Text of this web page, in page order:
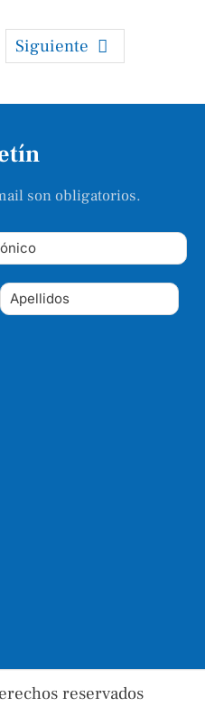
Siguiente
son obligatorios.
reservados